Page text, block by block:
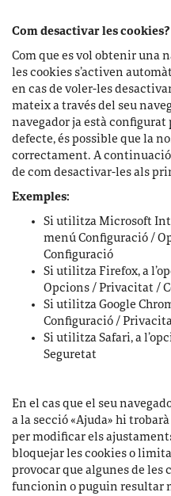
Com desactivar les cookies?
Com que es vol obtenir una
les cookies s’activen
en cas de voler-les
mateix a través del seu
navegador ja està
defecte, és possible que la
correctament. A
de com desactivar-les als
Exemples:
Si utilitza Microsoft
menú Configuració /
Configuració
Si utilitza Firefox, a
Opcions / Privacitat /
Si utilitza Google
Configuració /
Si utilitza Safari, a
Seguretat
En el cas que el seu
a la secció «Ajuda» hi
per modificar els
bloquejar les cookies o
provocar que algunes de
funcionin o puguin resultar